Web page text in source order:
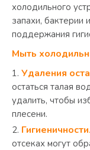
холодильного
запахи, бактерии
поддержания
Мыть
Удаления
остаться талая
удалить, чтобы
плесени.
Гигиеничности.
отсеках могут